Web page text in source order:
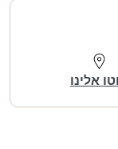
אלינו